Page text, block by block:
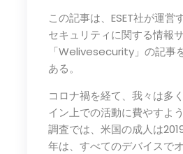
この記事は、ESET社が運営
セキュリティに関する情報
「Welivesecurity」の記事
ある。
コロナ禍を経て、我々は多
イン上での活動に費やすよ
調査では、米国の成人は
年は、すべてのデバイスで